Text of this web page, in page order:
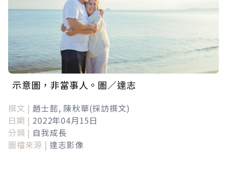
示意圖，非當事人。圖／達志
撰文 | 趙士懿, 陳秋華(採訪撰文)
日期 | 2022年04月15日
分類 | 自我成長
圖檔來源 | 達志影像